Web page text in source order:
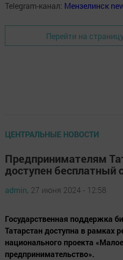
Telegram-канал: Мензелинск
Перейти на
ЦЕНТРАЛЬНЫЕ НОВОСТИ
Предпринимателям
доступен бесплатный
admin, 27 июня 2024 - 12:58
Государственная поддержка
Татарстан доступна в рамках
национального проекта
предпринимательство».